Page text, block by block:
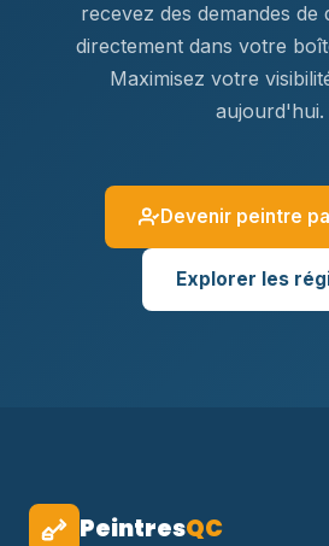
recevez des demandes de
directement dans votre
Maximisez votre
aujourd'hui.
Devenir peintre
Explorer les
PeintresQC